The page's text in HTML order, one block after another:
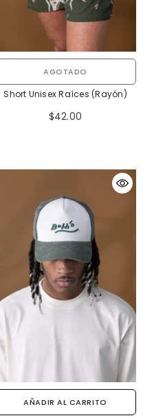
AGOTADO
Short Unisex Raíces (Rayón)
$42.00
AÑADIR AL CARRITO